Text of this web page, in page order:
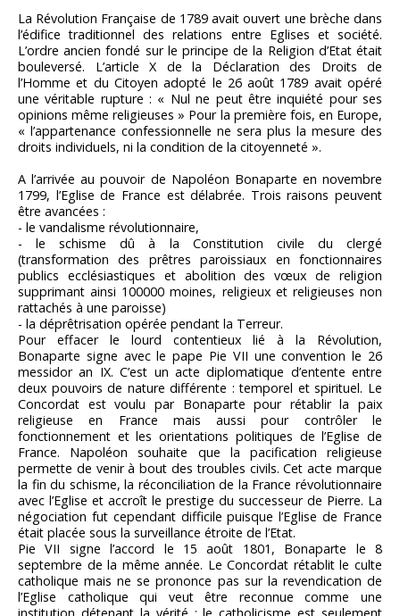
La Révolution Française de 1789 avait ouvert une brèche dans
l’édifice traditionnel des relations entre Eglises et société.
L’ordre ancien fondé sur le principe de la Religion d’Etat était
bouleversé. L’article X de la Déclaration des Droits de
l’Homme et du Citoyen adopté le 26 août 1789 avait opéré
une véritable rupture : « Nul ne peut être inquiété pour ses
opinions même religieuses » Pour la première fois, en Europe,
« l’appartenance confessionnelle ne sera plus la mesure des
droits individuels, ni la condition de la citoyenneté ».
A l’arrivée au pouvoir de Napoléon Bonaparte en novembre
1799, l’Eglise de France est délabrée. Trois raisons peuvent
être avancées :
- le vandalisme révolutionnaire,
- le schisme dû à la Constitution civile du clergé
(transformation des prêtres paroissiaux en fonctionnaires
publics ecclésiastiques et abolition des vœux de religion
supprimant ainsi 100000 moines, religieux et religieuses non
rattachés à une paroisse)
- la déprêtrisation opérée pendant la Terreur.
Pour effacer le lourd contentieux lié à la Révolution,
Bonaparte signe avec le pape Pie VII une convention le 26
messidor an IX. C’est un acte diplomatique d’entente entre
deux pouvoirs de nature différente : temporel et spirituel. Le
Concordat est voulu par Bonaparte pour rétablir la paix
religieuse en France mais aussi pour contrôler le
fonctionnement et les orientations politiques de l’Eglise de
France. Napoléon souhaite que la pacification religieuse
permette de venir à bout des troubles civils. Cet acte marque
la fin du schisme, la réconciliation de la France révolutionnaire
avec l’Eglise et accroît le prestige du successeur de Pierre. La
négociation fut cependant difficile puisque l’Eglise de France
était placée sous la surveillance étroite de l’Etat.
Pie VII signe l’accord le 15 août 1801, Bonaparte le 8
septembre de la même année. Le Concordat rétablit le culte
catholique mais ne se prononce pas sur la revendication de
l’Eglise catholique qui veut être reconnue comme une